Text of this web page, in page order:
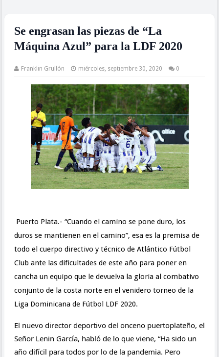
Se engrasan las piezas de “La
Máquina Azul” para la LDF 2020
Franklin Grullón miércoles, septiembre 30, 2020 0
Puerto Plata.- “Cuando el camino se pone duro, los
duros se mantienen en el camino”, esa es la premisa de
todo el cuerpo directivo y técnico de Atlántico Fútbol
Club ante las dificultades de este año para poner en
cancha un equipo que le devuelva la gloria al combativo
conjunto de la costa norte en el venidero torneo de la
Liga Dominicana de Fútbol LDF 2020.
El nuevo director deportivo del onceno puertoplateño, el
Señor Lenin García, habló de lo que viene, “Ha sido un
año difícil para todos por lo de la pandemia. Pero